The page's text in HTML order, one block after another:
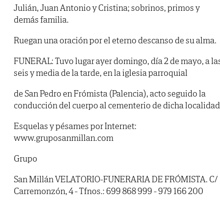
Julián, Juan Antonio y Cristina; sobrinos, primos y
demás familia.
Ruegan una oración por el eterno descanso de su alma.
FUNERAL: Tuvo lugar ayer domingo, día 2 de mayo, a
seis y media de la tarde, en la iglesia parroquial
de San Pedro en Frómista (Palencia), acto seguido la
conducción del cuerpo al cementerio de dicha
Esquelas y pésames por Internet:
www.gruposanmillan.com
Grupo
San Millán VELATORIO-FUNERARIA DE FRÓMISTA. C/
Carremonzón, 4 - Tfnos.: 699 868 999 - 979 166 200